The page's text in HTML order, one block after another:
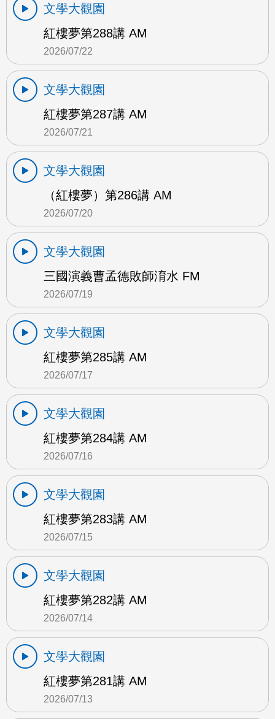
文學大觀園
紅樓夢第288講 AM
2026/07/22
文學大觀園
紅樓夢第287講 AM
2026/07/21
文學大觀園
（紅樓夢）第286講 AM
2026/07/20
文學大觀園
三國演義曹孟德敗師淯水 FM
2026/07/19
文學大觀園
紅樓夢第285講 AM
2026/07/17
文學大觀園
紅樓夢第284講 AM
2026/07/16
文學大觀園
紅樓夢第283講 AM
2026/07/15
文學大觀園
紅樓夢第282講 AM
2026/07/14
文學大觀園
紅樓夢第281講 AM
2026/07/13